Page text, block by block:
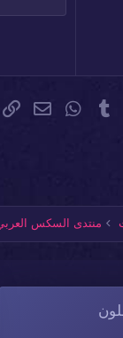
Pinterest
Tumblr
WhatsApp
منتدى السكس